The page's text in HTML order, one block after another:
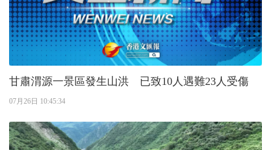
甘肅渭源一景區發生山洪 已致10人遇難23人受傷
07月26日 10:45:34